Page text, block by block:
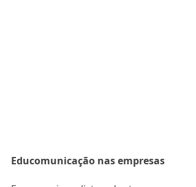
Educomunicação nas empresas